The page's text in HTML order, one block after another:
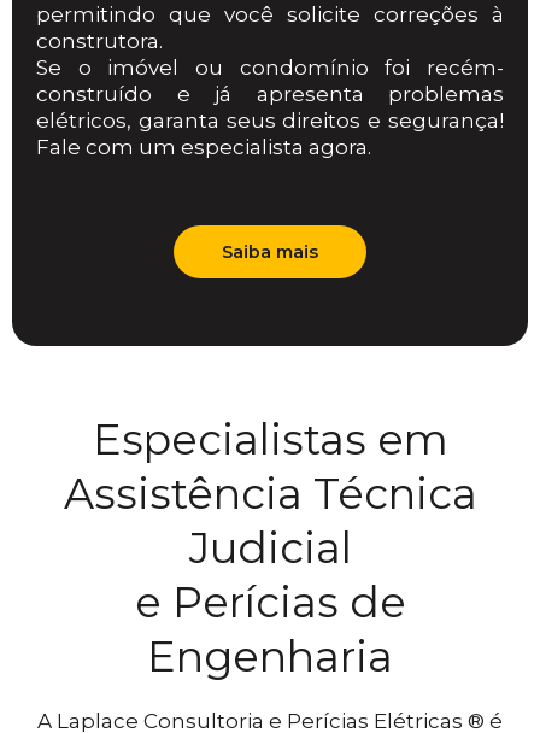
permitindo que você solicite correções à
construtora.
Se o imóvel ou condomínio foi recém-
construído e já apresenta problemas
elétricos, garanta seus direitos e segurança!
Fale com um especialista agora.
Saiba mais
Especialistas em
Assistência Técnica
Judicial
e Perícias de
Engenharia
A Laplace Consultoria e Perícias Elétricas ® é